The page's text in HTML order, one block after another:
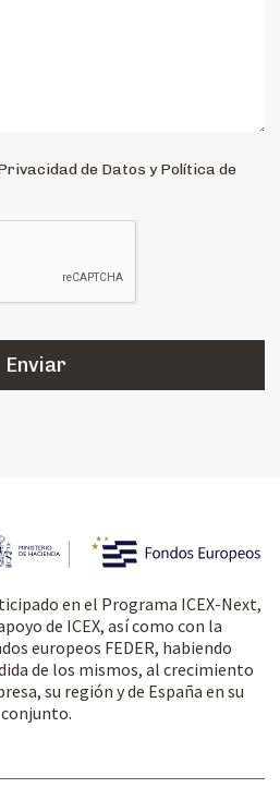
de Datos y Política de
en el Programa ICEX-Next,
de ICEX, así como con la
europeos FEDER, habiendo
de los mismos, al crecimiento
su región y de España en su
conjunto.